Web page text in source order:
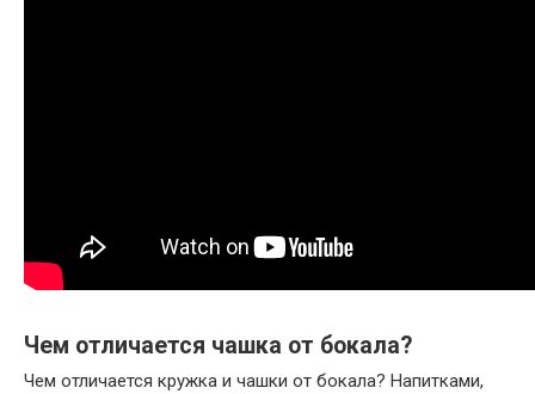
Чем отличается чашка от бокала?
Чем отличается кружка и чашки от бокала? Напитками,